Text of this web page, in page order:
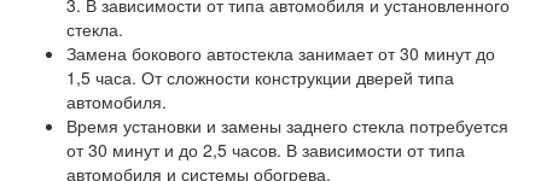
стекла.
Замена бокового автостекла занимает от 30 минут до
1,5 часа. От сложности конструкции дверей типа
автомобиля.
Время установки и замены заднего стекла потребуется
от 30 минут и до 2,5 часов. В зависимости от типа
автомобиля и системы обогрева.